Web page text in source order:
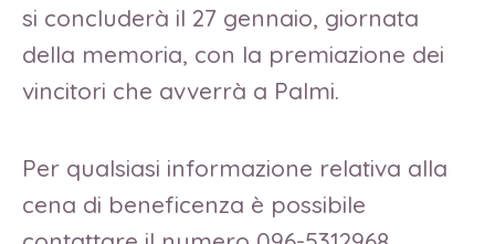
si concluderà il 27 gennaio, giornata
della memoria, con la premiazione dei
vincitori che avverrà a Palmi.
Per qualsiasi informazione relativa alla
cena di beneficenza è possibile